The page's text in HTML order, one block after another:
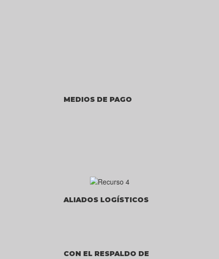
MEDIOS DE PAGO
ALIADOS LOGÍSTICOS
CON EL RESPALDO DE